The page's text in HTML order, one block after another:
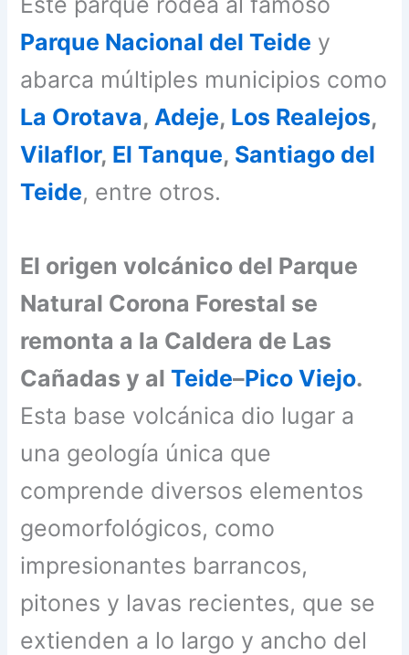
Parque Nacional del Teide y
abarca múltiples municipios como
La Orotava, Adeje, Los Realejos,
Vilaflor, El Tanque, Santiago del
Teide, entre otros.
El origen volcánico del Parque
Natural Corona Forestal se
remonta a la Caldera de Las
Cañadas y alTeide–Pico Viejo.
Esta base volcánica dio lugar a
una geología única que
comprende diversos elementos
geomorfológicos, como
impresionantes barrancos,
pitones y lavas recientes, que se
extienden a lo largo y ancho del